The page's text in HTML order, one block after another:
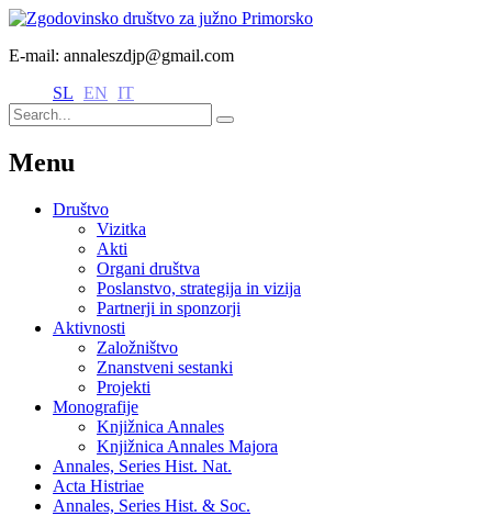
E-mail: annaleszdjp@gmail.com
SL EN IT
Menu
Društvo
Vizitka
Akti
Organi društva
Poslanstvo, strategija in vizija
Partnerji in sponzorji
Aktivnosti
Založništvo
Znanstveni sestanki
Projekti
Monografije
Knjižnica Annales
Knjižnica Annales Majora
Annales, Series Hist. Nat.
Acta Histriae
Annales, Series Hist. & Soc.